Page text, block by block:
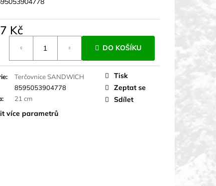
Kč
DO KOŠÍKU
:
Terčovnice SANDWICH
8595053904778
: 21 cm
více parametrů
Tisk
Zeptat se
Sdílet